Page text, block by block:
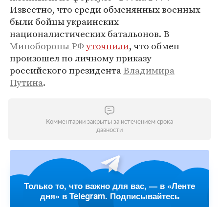
Известно, что среди обменянных военных
были бойцы украинских
националистических батальонов. В
Минобороны РФуточнили, что обмен
произошел по личному приказу
российского президентаВладимира
Путина.
Комментарии закрыты за истечением срока
давности
Только то, что важно для вас, — в «Ленте
дня» в Telegram. Подписывайтесь